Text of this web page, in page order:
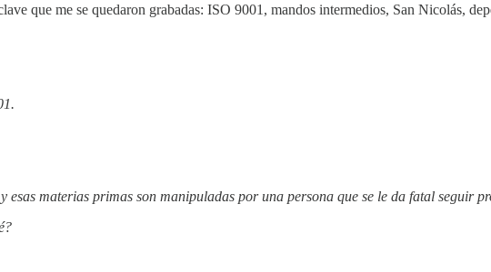
que me se quedaron grabadas: ISO 9001, mandos intermedios, San Nicolás,
materias primas son manipuladas por una persona que se le da fatal seguir